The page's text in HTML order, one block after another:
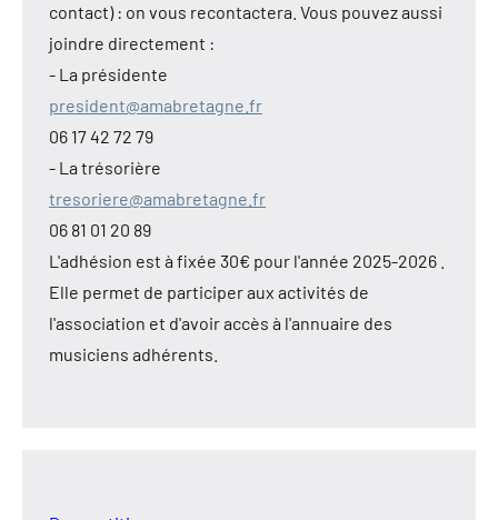
contact) : on vous recontactera. Vous pouvez aussi
joindre directement :
- La présidente
president@amabretagne.fr
06 17 42 72 79
- La trésorière
tresoriere@amabretagne.fr
06 81 01 20 89
L'adhésion est à fixée 30€ pour l'année 2025-2026 .
Elle permet de participer aux activités de
l'association et d'avoir accès à l'annuaire des
musiciens adhérents.